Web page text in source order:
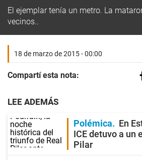
El ejemplar tenía un metro. La
vecinos..
18 de marzo de 2015 - 00:00
Compartí esta nota:
LEE ADEMÁS
Polémica
En
ICE detuvo a un
Pilar